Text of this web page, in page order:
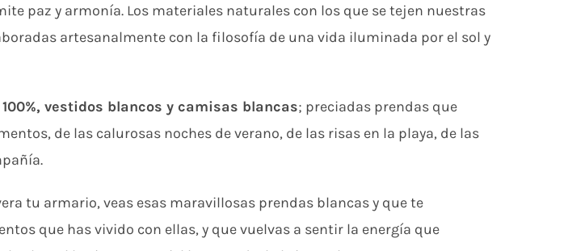
paz y armonía. Los materiales naturales con los que se tejen nuestras
artesanalmente con la filosofía de una vida iluminada por el sol y
vestidos blancos y camisas blancas; preciadas prendas que
de las calurosas noches de verano, de las risas en la playa, de las
tu armario, veas esas maravillosas prendas blancas y que te
que has vivido con ellas, y que vuelvas a sentir la energía que